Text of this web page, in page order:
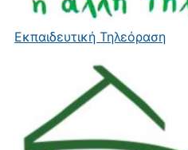
Εκπαιδευτική Τηλεόραση